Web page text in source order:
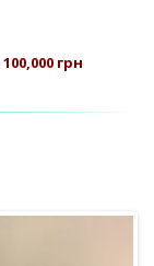
100,000 грн